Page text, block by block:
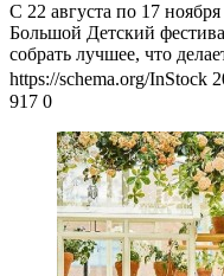
С 22 августа по 17
Большой Детский
собрать лучшее, что
https://schema.org/InStock
917 0